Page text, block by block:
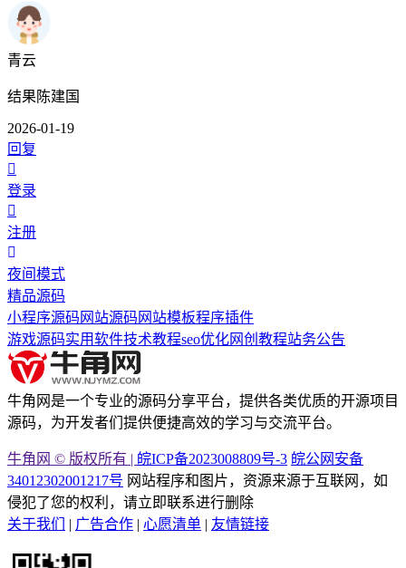
青云
结果陈建国
2026-01-19
回复
登录
注册
夜间模式
精品源码
小程序源码 网站源码 网站模板程序插件
游戏源码实用软件技术教程seo优化网创教程站务公告
牛角网是一个专业的源码分享平台，提供各类优质的开源项目
源码，为开发者们提供便捷高效的学习与交流平台。
牛角网 © 版权所有 | 皖ICP备2023008809号-3 皖公网安备
34012302001217号 网站程序和图片，资源来源于互联网，如
侵犯了您的权利，请立即联系进行删除
关于我们
| 广告合作 | 心愿清单 | 友情链接